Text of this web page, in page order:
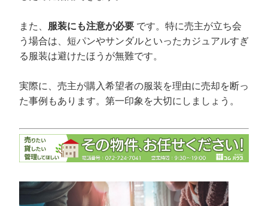
また、 服装にも注意が必要です。特に売主が立ち会
う場合は、短パンやサンダルといったカジュアルすぎ
る服装は避けたほうが無難です。
実際に、売主が購入希望者の服装を理由に売却を断っ
た事例もあります。第一印象を大切にしましょう。